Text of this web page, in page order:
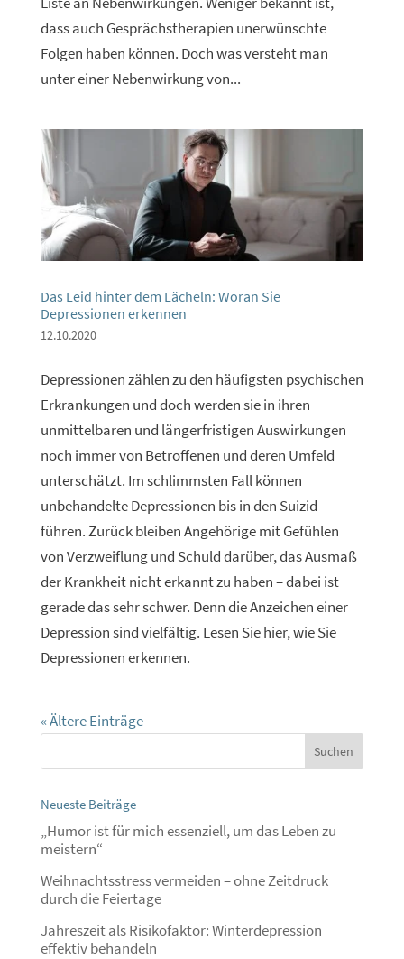
dass auch Gesprächstherapien unerwünschte
Folgen haben können. Doch was versteht man
unter einer Nebenwirkung von...
Das Leid hinter dem Lächeln: Woran Sie
Depressionen erkennen
12.10.2020
Depressionen zählen zu den häufigsten psychischen
Erkrankungen und doch werden sie in ihren
unmittelbaren und längerfristigen Auswirkungen
noch immer von Betroffenen und deren Umfeld
unterschätzt. Im schlimmsten Fall können
unbehandelte Depressionen bis in den Suizid
führen. Zurück bleiben Angehörige mit Gefühlen
von Verzweiflung und Schuld darüber, das Ausmaß
der Krankheit nicht erkannt zu haben – dabei ist
gerade das sehr schwer. Denn die Anzeichen einer
Depression sind vielfältig. Lesen Sie hier, wie Sie
Depressionen erkennen.
« Ältere Einträge
Neueste Beiträge
„Humor ist für mich essenziell, um das Leben zu
meistern“
Weihnachtsstress vermeiden – ohne Zeitdruck
durch die Feiertage
Jahreszeit als Risikofaktor: Winterdepression
effektiv behandeln